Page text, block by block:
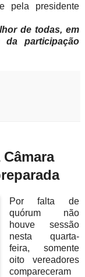
pela presidente
de todas, em
participação
Por falta de
quórum não
houve sessão
nesta quarta-
feira, somente
oito vereadores
compareceram